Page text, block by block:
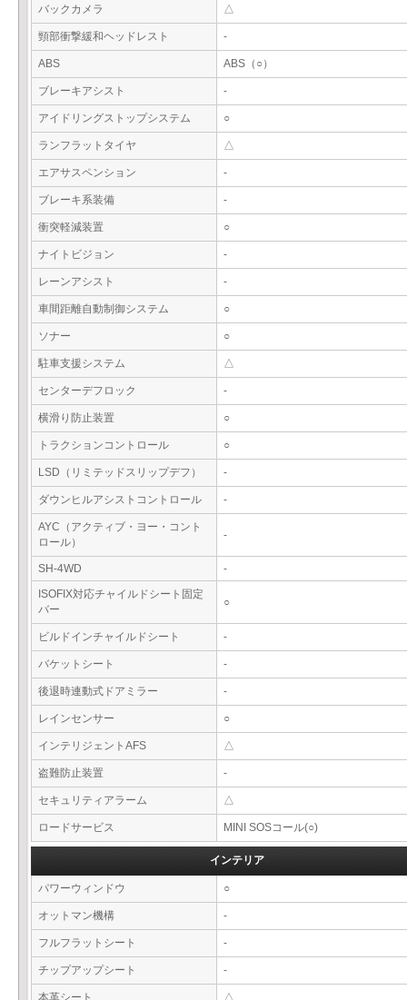
バックカメラ △
頸部衝撃緩和ヘッドレスト -
ABS ABS（○）
ブレーキアシスト -
アイドリングストップシステム ○
ランフラットタイヤ △
エアサスペンション -
ブレーキ系装備 -
衝突軽減装置 ○
ナイトビジョン -
レーンアシスト -
車間距離自動制御システム ○
ソナー ○
駐車支援システム △
センターデフロック -
横滑り防止装置 ○
トラクションコントロール ○
LSD（リミテッドスリップデフ） -
ダウンヒルアシストコントロール -
AYC（アクティブ・ヨー・コント
ロール）
-
SH-4WD
-
ISOFIX対応チャイルドシート固定
バー
○
ビルドインチャイルドシート -
バケットシート -
後退時連動式ドアミラー -
レインセンサー ○
インテリジェントAFS △
盗難防止装置 -
セキュリティアラーム △
ロードサービス MINI SOSコール(○)
インテリア
パワーウィンドウ ○
オットマン機構 -
フルフラットシート -
チップアップシート -
本革シート △